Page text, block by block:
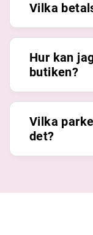
Vilka
Hur kan
butiken?
Vilka
det?